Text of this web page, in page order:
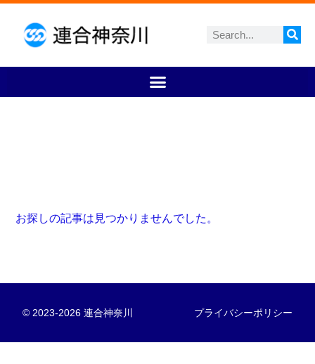
お探しの記事は見つかりませんでした。
© 2023-2026 連合神奈川 プライバシーポリシー